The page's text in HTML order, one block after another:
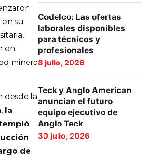
su
en
minera
desde la
la
de
Codelco: Las ofertas
laborales disponibles
para técnicos y
profesionales
8 julio, 2026
Teck y Anglo American
anuncian el futuro
equipo ejecutivo de
Anglo Teck
30 julio, 2026